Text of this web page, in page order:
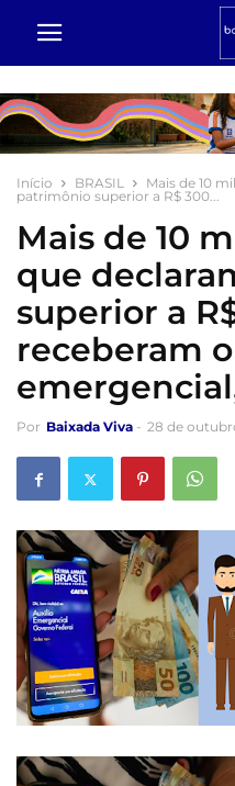
Início BRASIL
Mais de 10
patrimônio superior a R$ 300...
Mais de 10
que
superior a
receberam
Por Baixada Viva - 28 de